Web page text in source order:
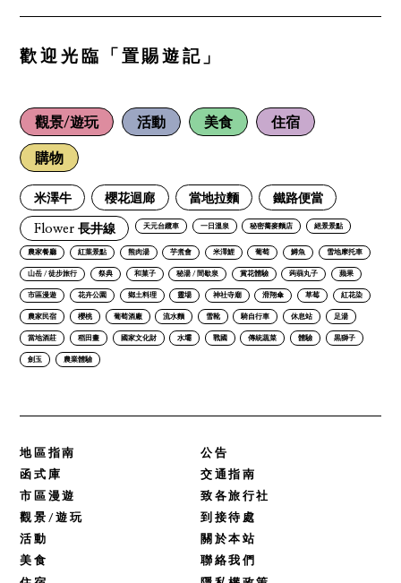
歡迎光臨「置賜遊記」
觀景/遊玩 活動 美食 住宿
購物
米澤牛 櫻花迴廊 當地拉麵 鐵路便當
Flower 長井線 天元台纜車 一日溫泉 秘密蕎麥麵店 絕景景點
農家餐廳 紅葉景點 熊肉湯 芋煮會 米澤鯉 葡萄 鱒魚 雪地摩托車
山岳 / 徒步旅行 祭典 和菓子 秘湯 / 間歇泉 賞花體驗 蒟蒻丸子 蘋果
市區漫遊 花卉公園 鄉土料理 靈場 神社寺廟 滑翔傘 草莓 紅花染
農家民宿 櫻桃 葡萄酒廠 流水麵 雪靴 騎自行車 休息站 足湯
當地酒莊 稻田畫 國家文化財 水壩 戰國 傳統蔬菜 體驗 黒獅子
劍玉 農業體驗
地區指南
函式庫
市區漫遊
觀景/遊玩
活動
美食
公告
交通指南
致各旅行社
到接待處
關於本站
聯絡我們